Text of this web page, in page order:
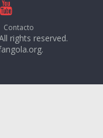
Contacto
rights reserved.
.